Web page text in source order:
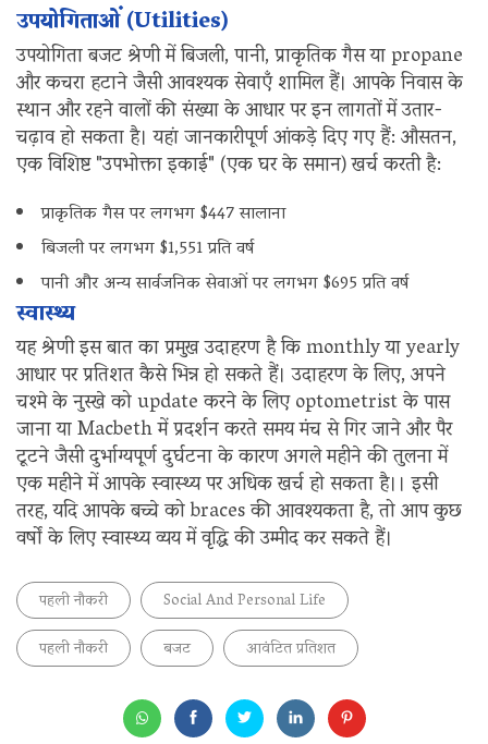
उपयोगिताओं (Utilities)
उपयोगिता बजट श्रेणी में बिजली, पानी, प्राकृतिक गैस या propane
और कचरा हटाने जैसी आवश्यक सेवाएँ शामिल हैं। आपके निवास के
स्थान और रहने वालों की संख्या के आधार पर इन लागतों में उतार-
चढ़ाव हो सकता है। यहां जानकारीपूर्ण आंकड़े दिए गए हैं: औसतन,
एक विशिष्ट "उपभोक्ता इकाई" (एक घर के समान) खर्च करती है:
प्राकृतिक गैस पर लगभग $447 सालाना
बिजली पर लगभग $1,551 प्रति वर्ष
पानी और अन्य सार्वजनिक सेवाओं पर लगभग $695 प्रति वर्ष
स्वास्थ्य
यह श्रेणी इस बात का प्रमुख उदाहरण है कि monthly या yearly
आधार पर प्रतिशत कैसे भिन्न हो सकते हैं। उदाहरण के लिए, अपने
चश्मे के नुस्खे को update करने के लिए optometrist के पास
जाना या Macbeth में प्रदर्शन करते समय मंच से गिर जाने और पैर
टूटने जैसी दुर्भाग्यपूर्ण दुर्घटना के कारण अगले महीने की तुलना में
एक महीने में आपके स्वास्थ्य पर अधिक खर्च हो सकता है।। इसी
तरह, यदि आपके बच्चे को braces की आवश्यकता है, तो आप कुछ
वर्षों के लिए स्वास्थ्य व्यय में वृद्धि की उम्मीद कर सकते हैं।
पहली नौकरी
Social And Personal Life
पहली नौकरी
बजट आवंटित प्रतिशत